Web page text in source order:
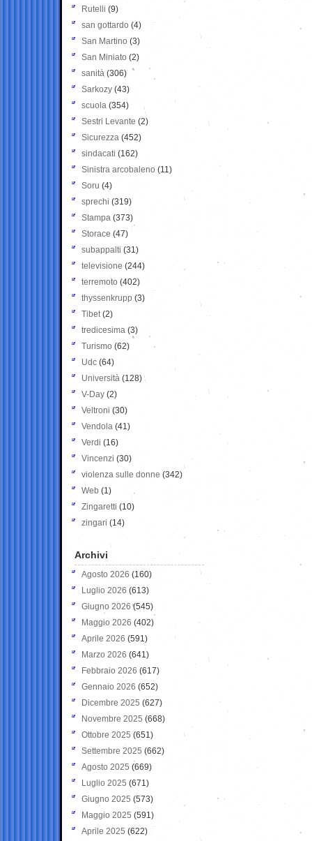
Rutelli (9)
san gottardo (4)
San Martino (3)
San Miniato (2)
sanità (306)
Sarkozy (43)
scuola (354)
Sestri Levante (2)
Sicurezza (452)
sindacati (162)
Sinistra arcobaleno (11)
Soru (4)
sprechi (319)
Stampa (373)
Storace (47)
subappalti (31)
televisione(244)
terremoto (402)
thyssenkrupp (3)
Tibet(2)
tredicesima (3)
Turismo (62)
Udc (64)
Università (128)
V-Day (2)
Veltroni (30)
Vendola (41)
Verdi (16)
Vincenzi (30)
violenza sulle donne (342)
Web (1)
Zingaretti (10)
zingari (14)
Archivi
Agosto 2026 (160)
Luglio 2026 (613)
Giugno 2026 (545)
Maggio 2026 (402)
Aprile 2026 (591)
Marzo 2026 (641)
Febbraio 2026 (617)
Gennaio 2026 (652)
Dicembre 2025 (627)
Novembre 2025 (668)
Ottobre 2025 (651)
Settembre 2025 (662)
Agosto 2025 (669)
Luglio 2025 (671)
Giugno 2025 (573)
Maggio 2025 (591)
Aprile 2025 (622)